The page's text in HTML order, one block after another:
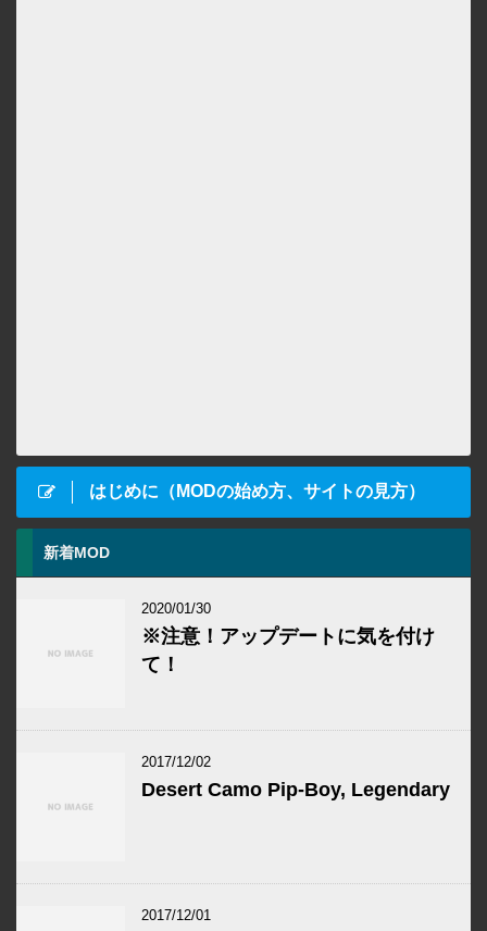
はじめに（MODの始め方、サイトの見方）
新着MOD
2020/01/30
※注意！アップデートに気を付け
て！
2017/12/02
Desert Camo Pip-Boy, Legendary
2017/12/01